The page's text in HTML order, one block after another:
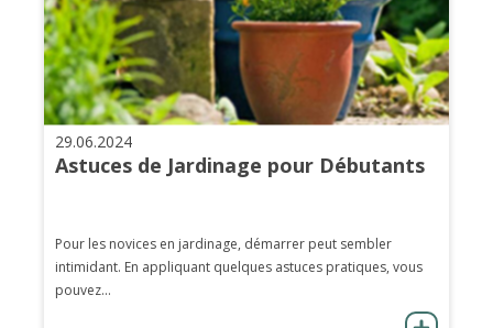
29.06.2024
Astuces de Jardinage pour Débutants
Pour les novices en jardinage, démarrer peut sembler
intimidant. En appliquant quelques astuces pratiques, vous
pouvez...